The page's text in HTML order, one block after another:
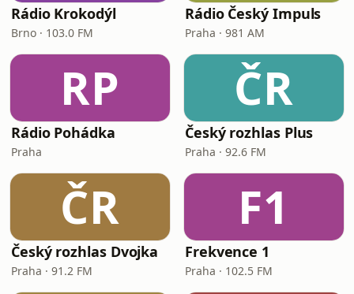
Rádio Krokodýl
Brno · 103.0 FM
Rádio Český Impuls
Praha · 981 AM
RP
Rádio Pohádka
Praha
ČR
Český rozhlas Plus
Praha · 92.6 FM
ČR
Český rozhlas Dvojka
Praha · 91.2 FM
F1
Frekvence 1
Praha · 102.5 FM